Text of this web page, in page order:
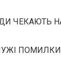
ЧЕКАЮТЬ
ПОМИЛКИ,